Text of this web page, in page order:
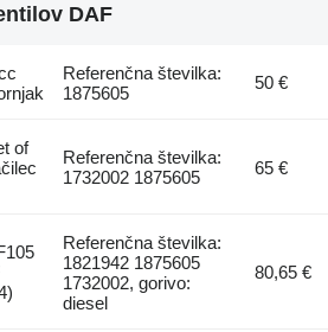
DAF
Referenčna številka:
1875605
50 €
of
Referenčna številka:
1732002 1875605
65 €
Referenčna številka:
1821942 1875605
1732002, gorivo:
diesel
80,65 €